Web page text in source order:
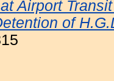
Airport
of